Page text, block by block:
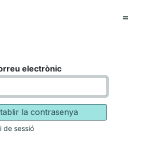
electrònic
la contrasenya
de sessió